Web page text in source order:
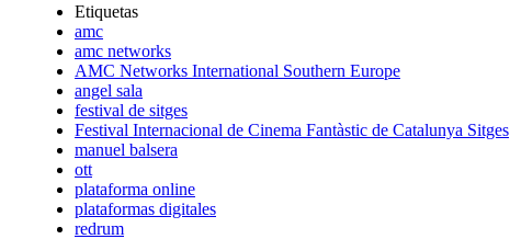
Etiquetas
amc
amc networks
AMC Networks International Southern Europe
angel sala
festival de sitges
Festival Internacional de Cinema Fantàstic de Catalunya Sitges
manuel balsera
ott
plataforma online
plataformas digitales
redrum